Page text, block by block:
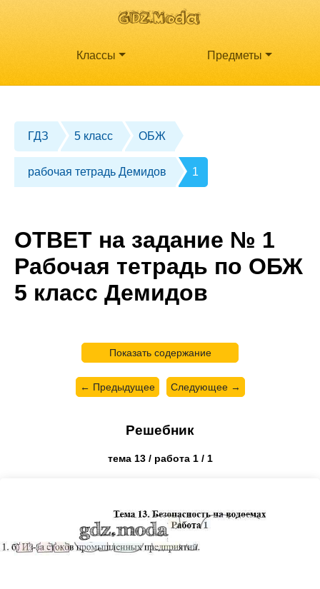
Классы Предметы
ГДЗ 5 класс ОБЖ
рабочая тетрадь Демидов 1
ОТВЕТ на задание № 1
Рабочая тетрадь по ОБЖ
5 класс Демидов
Показать содержание
← Предыдущее Следующее →
Решебник
тема 13 / работа 1 / 1